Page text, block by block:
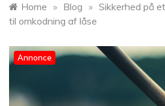
Home » Blog » Sikkerhed på
til omkodning af låse
Annonce